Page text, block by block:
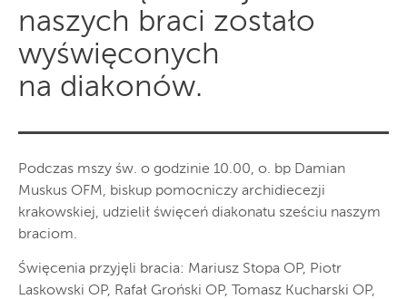
naszych braci zostało
wyświęconych
na diakonów.
Podczas mszy św. o godzinie 10.00, o. bp Damian
Muskus OFM, biskup pomocniczy archidiecezji
krakowskiej, udzielił święceń diakonatu sześciu naszym
braciom.
Święcenia przyjęli bracia: Mariusz Stopa OP, Piotr
Laskowski OP, Rafał Groński OP, Tomasz Kucharski OP,